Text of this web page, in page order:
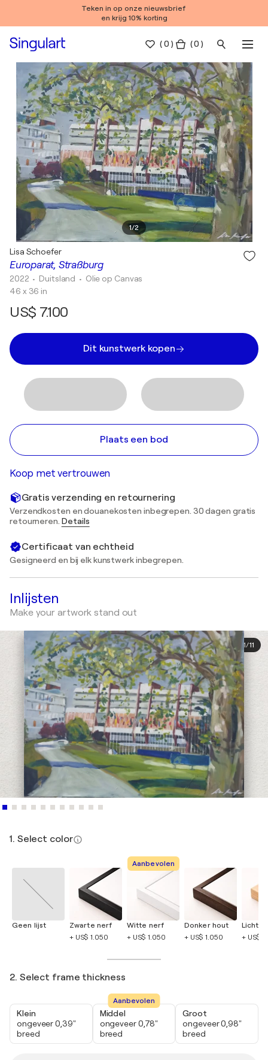
Teken in op onze nieuwsbrief
en krijg 10% korting
(0 ) ( 0 )
1/2
Europarat, Straßburg
Lisa Schoefer
2022 • Duitsland • Olie op Canvas
46 x 36 in
US$ 7.100
Dit kunstwerk kopen
Plaats een bod
Koop met vertrouwen
Gratis verzending en retournering
Verzendkosten en douanekosten inbegrepen. 30 dagen gratis
retourneren. Details
Certificaat van echtheid
Gesigneerd en bij elk kunstwerk inbegrepen.
Inlijsten
Make your artwork stand out
1/11
1. Select color
Geen lijst
Zwarte nerf
+ US$ 1.050
Aanbevolen
Witte nerf
+ US$ 1.050
Donker hout
+ US$ 1.050
Licht
+ US$
2. Select frame thickness
Klein
ongeveer 0,39"
breed
Aanbevolen
Middel
ongeveer 0,78"
breed
Groot
ongeveer 0,98"
breed